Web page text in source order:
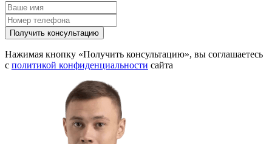
Получить консультацию
Нажимая кнопку «Получить консультацию», вы соглашаетесь
с политикой конфиденциальности сайта